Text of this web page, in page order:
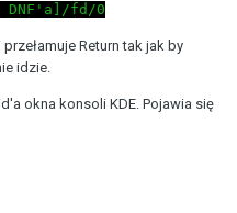
fd/0
Return tak jak by
idzie.
okna konsoli KDE. Pojawia się